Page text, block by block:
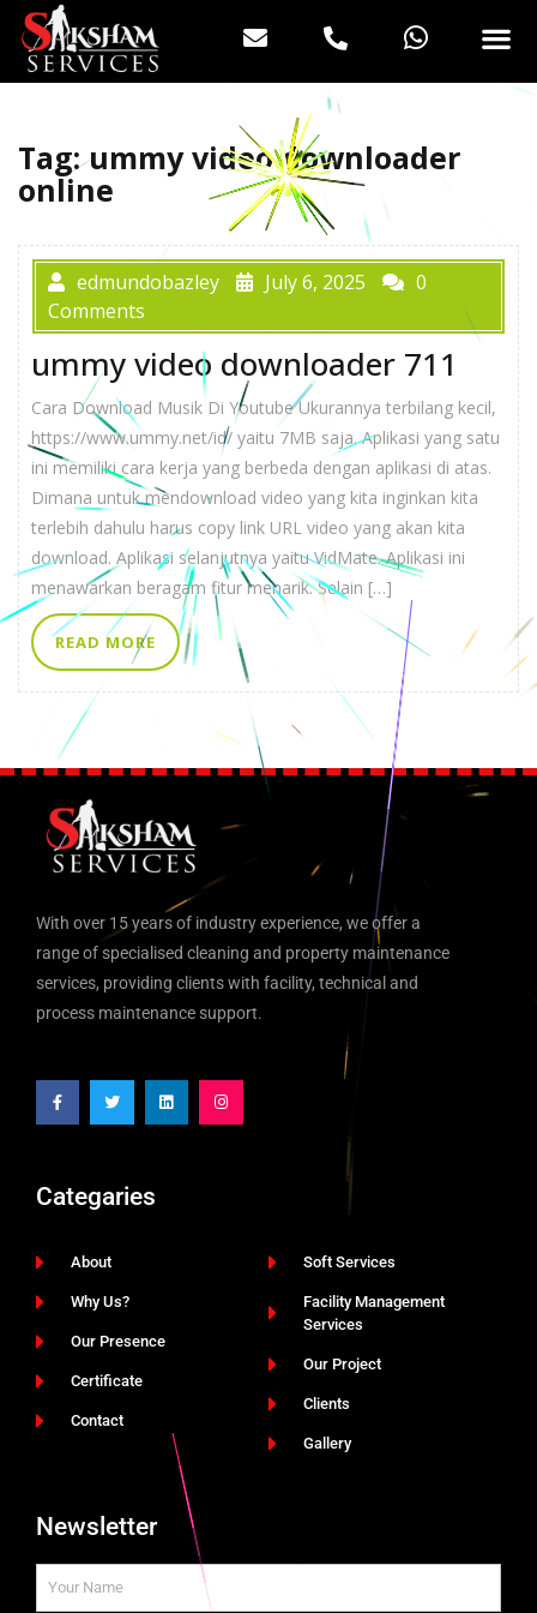
Tag:ummy video downloader
online
edmundobazley July 6, 2025
0
Comments
ummy video downloader 711
Cara Download Musik Di Youtube Ukurannya terbilang kecil,
https://www.ummy.net/id/ yaitu 7MB saja. Aplikasi yang satu
ini memiliki cara kerja yang berbeda dengan aplikasi di atas.
Dimana untuk mendownload video yang kita inginkan kita
terlebih dahulu harus copy link URL video yang akan kita
download. Aplikasi selanjutnya yaitu VidMate. Aplikasi ini
menawarkan beragam fitur menarik. Selain […]
READ MORE
With over 15 years of industry experience, we offer a
range of specialised cleaning and property maintenance
services, providing clients with facility, technical and
process maintenance support.
Categaries
About
Why Us?
Our Presence
Certificate
Contact
Soft Services
Facility Management
Services
Our Project
Clients
Gallery
Newsletter